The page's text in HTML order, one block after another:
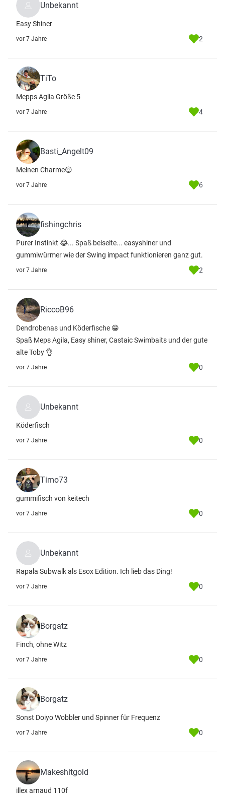
Unbekannt
Easy Shiner
vor 7 Jahre 2
TiTo
Mepps Aglia Größe 5
vor 7 Jahre 4
Basti_Angelt09
Meinen Charme😌
vor 7 Jahre 6
fishingchris
Purer Instinkt 😂... Spaß beiseite... easyshiner und
gummiwürmer wie der Swing impact funktionieren ganz gut.
vor 7 Jahre 2
RiccoB96
Dendrobenas und Köderfische 😁
Spaß Meps Agila, Easy shiner, Castaic Swimbaits und der gute
alte Toby 👌
vor 7 Jahre 0
Unbekannt
Köderfisch
vor 7 Jahre 0
Timo73
gummifisch von keitech
vor 7 Jahre 0
Unbekannt
Rapala Subwalk als Esox Edition. Ich lieb das Ding!
vor 7 Jahre 0
Borgatz
Finch, ohne Witz
vor 7 Jahre 0
Borgatz
Sonst Doiyo Wobbler und Spinner für Frequenz
vor 7 Jahre 0
Makeshitgold
illex arnaud 110f